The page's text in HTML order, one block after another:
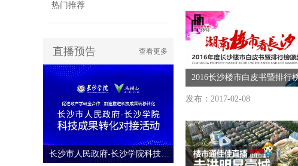
热门推荐
查看更多
直播预告
长沙市人民政府-长沙学院科技成果转化对接活动
发布：2017-02-08